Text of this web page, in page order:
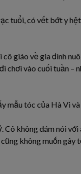
tuổi, có vết bớt y
giáo về gia đình
chơi vào cuối tuần –
mẫu tóc của Hà Vi
không dám nói
không muốn gây